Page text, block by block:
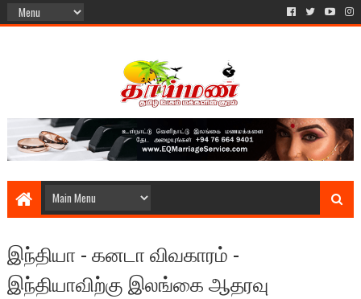
இந்தியா - கனடா விவகாரம் -
இந்தியாவிற்கு இலங்கை ஆதரவு